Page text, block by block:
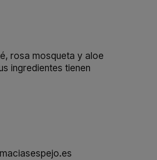
rosa mosqueta y aloe
ingredientes tienen